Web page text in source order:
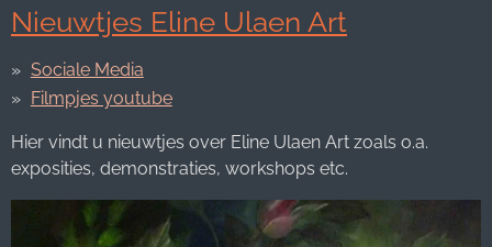
Nieuwtjes Eline Ulaen Art
Sociale Media
Filmpjes youtube
Hier vindt u nieuwtjes over Eline Ulaen Art zoals o.a.
exposities, demonstraties, workshops etc.